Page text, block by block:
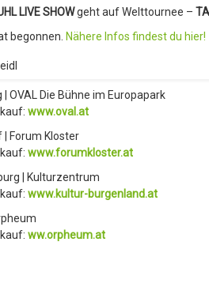
LIVE SHOWgeht auf Welttournee –
begonnen. Nähere Infos findest du hier!
OVAL Die Bühne im Europapark
www.oval.at
| Forum Kloster
www.forumkloster.at
| Kulturzentrum
www.kultur-burgenland.at
ww.orpheum.at